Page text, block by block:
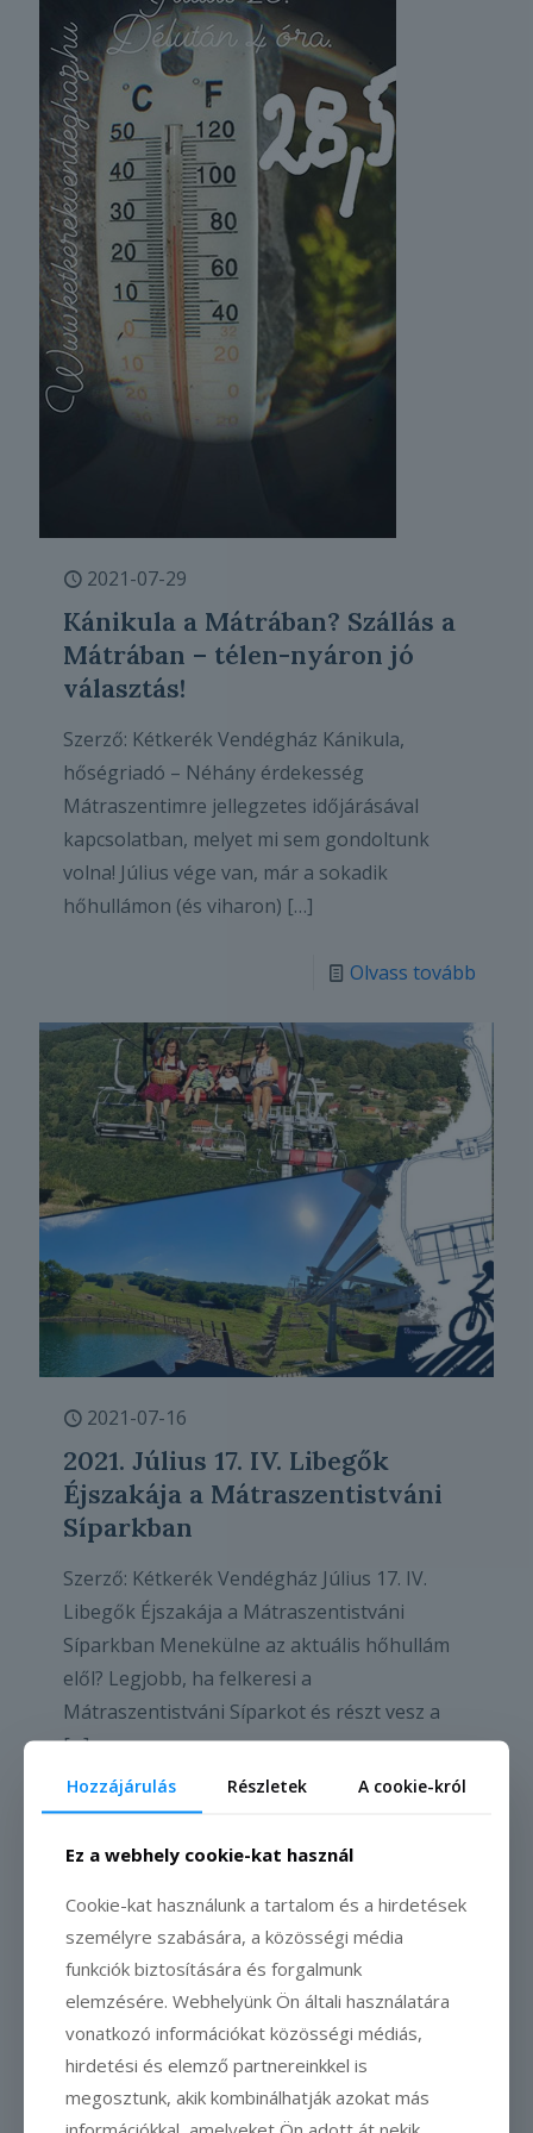
2021-07-29
Kánikula a Mátrában? Szállás a
Mátrában – télen-nyáron jó
választás!
Szerző: Kétkerék Vendégház Kánikula,
hőségriadó – Néhány érdekesség
Mátraszentimre jellegzetes időjárásával
kapcsolatban, melyet mi sem gondoltunk
volna! Július vége van, már a sokadik
hőhullámon (és viharon) […]
Olvass tovább
2021-07-16
2021. Július 17. IV. Libegők
Éjszakája a Mátraszentistváni
Síparkban
Szerző: Kétkerék Vendégház Július 17. IV.
Libegők Éjszakája a Mátraszentistváni
Síparkban Menekülne az aktuális hőhullám
elől? Legjobb, ha felkeresi a
Mátraszentistváni Síparkot és részt vesz a
[…]
Hozzájárulás Részletek A cookie-król
Ez a webhely cookie-kat használ
Cookie-kat használunk a tartalom és a hirdetések
személyre szabására, a közösségi média
funkciók biztosítására és forgalmunk
elemzésére. Webhelyünk Ön általi használatára
vonatkozó információkat közösségi médiás,
hirdetési és elemző partnereinkkel is
megosztunk, akik kombinálhatják azokat más